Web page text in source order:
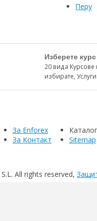
Перу
Изберете
20 вида Курсове
избирате,
За Enforex
За Контакт
Каталог
Sitemap
All rights reserved,